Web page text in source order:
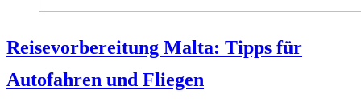
Reisevorbereitung Malta: Tipps für
Autofahren und Fliegen